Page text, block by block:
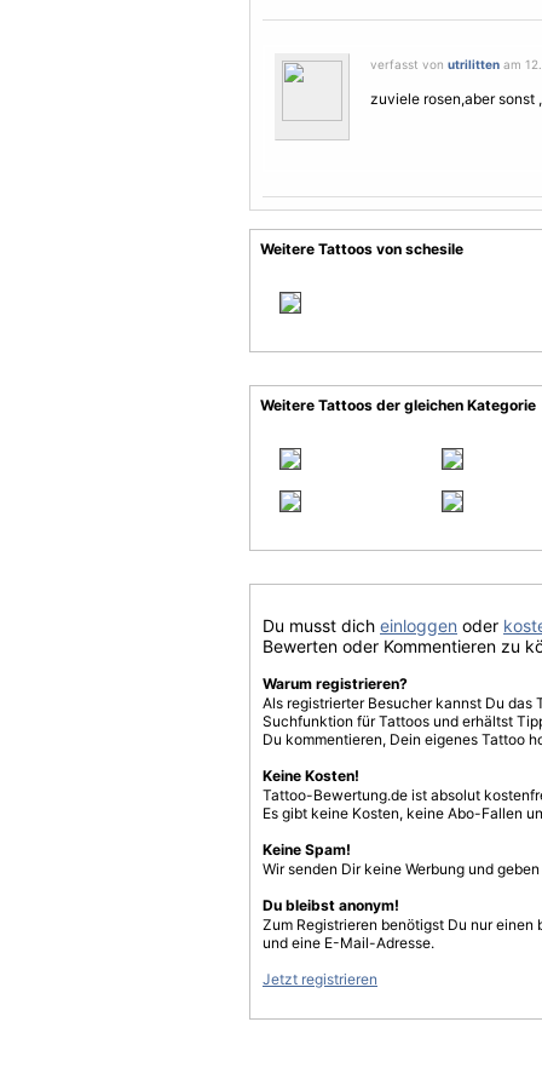
verfasst von utrilitten am
zuviele rosen,aber sonst
Weitere Tattoos von schesile
Weitere Tattoos der gleichen Kategorie
Du musst dich einloggen oder
Bewerten oder Kommentieren zu
Warum registrieren?
Als registrierter Besucher kannst Du
Suchfunktion für Tattoos und erhältst
Du kommentieren, Dein eigenes Tattoo
Keine Kosten!
Tattoo-Bewertung.de ist absolut
Es gibt keine Kosten, keine Abo-Fallen
Keine Spam!
Wir senden Dir keine Werbung und
Du bleibst anonym!
Zum Registrieren benötigst Du nur einen
und eine E-Mail-Adresse.
Jetzt registrieren